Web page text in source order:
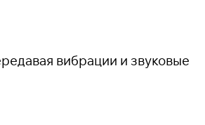
вибрации и звуковые